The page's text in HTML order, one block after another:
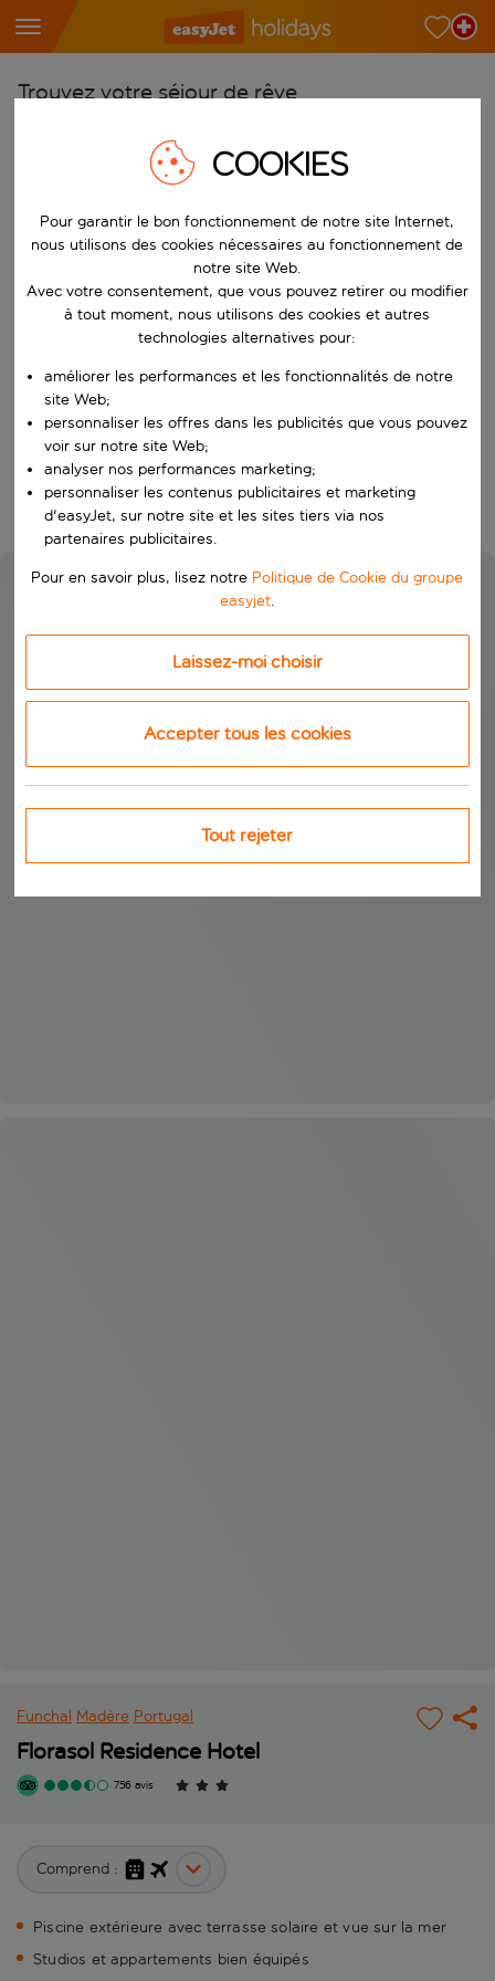
Trouvez votre séjour de rêve
Choisissez votre aéroport
Commencez à taper pour la saisie automatique. Lorsque les
Choisissez votre destination
Vers
Choisissez vos dates
Quand
Qui
Rechercher
Funchal Madère Portugal
Florasol Residence Hotel
756 avis
Comprend :
Piscine extérieure avec terrasse solaire et vue sur la mer
Studios et appartements bien équipés
COOKIES
Pour garantir le bon fonctionnement de notre site Internet,
nous utilisons des cookies nécessaires au fonctionnement de
notre site Web.
Avec votre consentement, que vous pouvez retirer ou modifier
à tout moment, nous utilisons des cookies et autres
technologies alternatives pour:
améliorer les performances et les fonctionnalités de notre
site Web;
personnaliser les offres dans les publicités que vous pouvez
voir sur notre site Web;
analyser nos performances marketing;
personnaliser les contenus publicitaires et marketing
d'easyJet, sur notre site et les sites tiers via nos
partenaires publicitaires.
Pour en savoir plus, lisez notre Politique de Cookie du groupe
easyjet.
Laissez-moi choisir
Accepter tous les cookies
Tout rejeter